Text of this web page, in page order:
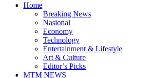
Home
Breaking News
Nasional
Economy
Technology
Entertainment & Lifestyle
Art & Culture
Editor’s Picks
MTM NEWS